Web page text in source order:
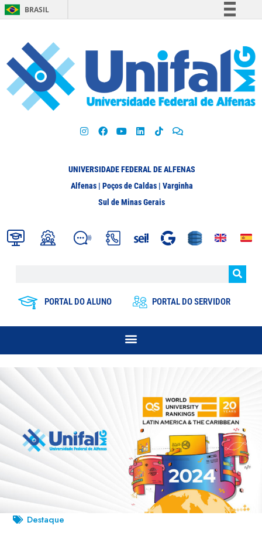
BRASIL
Participe
Acesso à informação
Legislação
UNIVERSIDADE FEDERAL DE ALFENAS
Alfenas | Poços de Caldas | Varginha
Sul de Minas Gerais
PORTAL DO ALUNO PORTAL DO SERVIDOR
Destaque